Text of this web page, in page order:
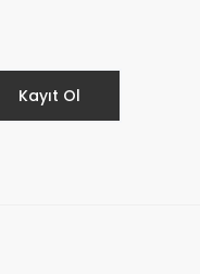
Kayıt Ol